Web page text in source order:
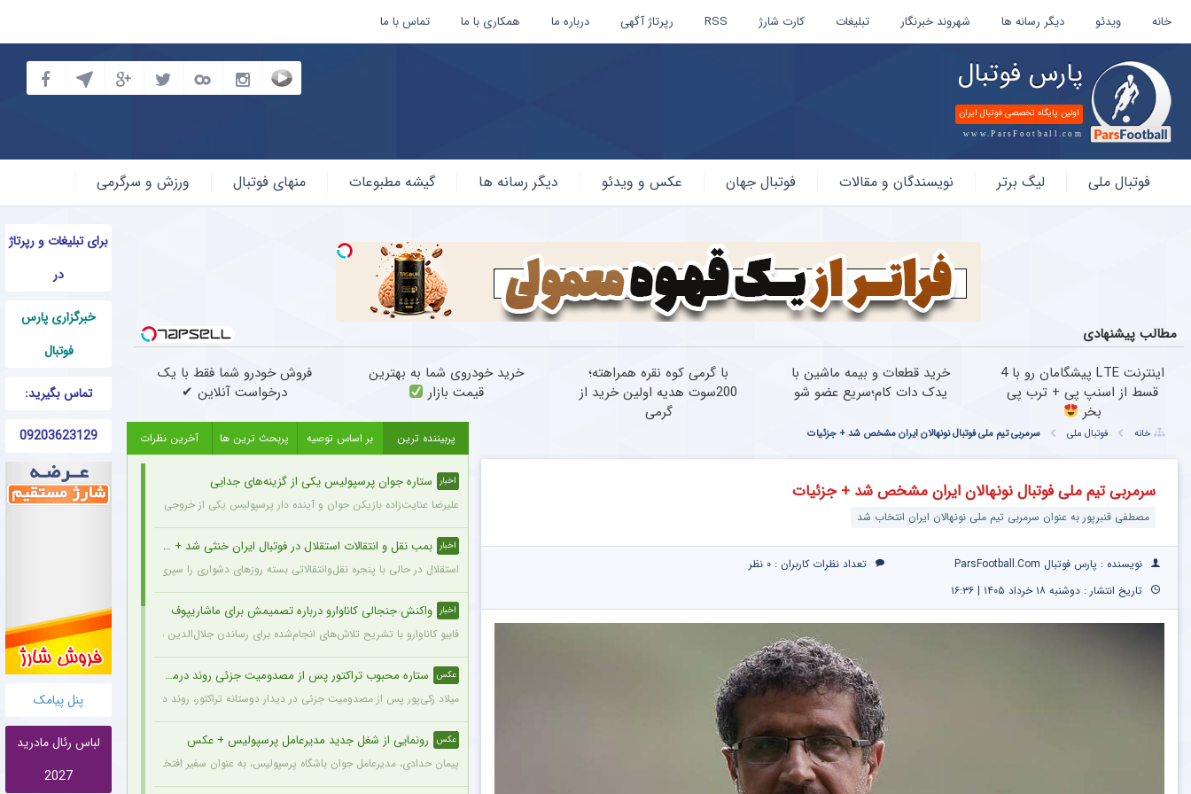
خانه ویدئو دیگر رسانه ها شهروند خبرنگار تبلیغات کارت شارژ RSS رپرتاژ آگهی درباره ما همکاری با ما تماس با ما
پارس فوتبال
اولین پایگاه تخصصی فوتبال ایران
www.ParsFootball.com
فوتبال
فوتبال ملی لیگ برتر نویسندگان و مقالات فوتبال جهان عکس و ویدئو دیگر رسانه ها گیشه مطبوعات منهای فوتبال ورزش و سرگرمی
برای تبلیغات و رپرتاژ
در
خبرگزاری پارس
فوتبال
تماس بگیرید:
09203623129
پنل پیامک
لباس رئال مادرید
2027
مطالب پیشنهادی
اینترنت LTE پیشگامان رو با 4
قسط از اسنپ پی + ترب پی
بخر
خرید قطعات و بیمه ماشین با
یدک دات کام؛سریع عضو شو
با گرمی کوه نقره همراهته؛
200سوت هدیه اولین خرید از
گرمی
خرید خودروی شما به بهترین
قیمت بازار
فروش خودرو شما فقط با یک
درخواست آنلاین ✔
خانه فوتبال ملی سرمربی تیم ملی فوتبال نونهالان ایران مشخص شد + جزئیات
سرمربی تیم ملی فوتبال نونهالان ایران مشخص شد + جزئیات
مصطفی قنبرپور به عنوان سرمربی تیم ملی نونهالان ایران انتخاب شد
نویسنده : پارس فوتبال ParsFootball.Com تعداد نظرات کاربران : ۰ نظر
تاریخ انتشار : دوشنبه ۱۸ خرداد ۱۴۰۵ | ۱۶:۳۶
پربیننده ترین بر اساس توصیه پربحث ترین ها آخرین نظرات
اخبار ستاره جوان پرسپولیس یکی از گزینه‌های جدایی
علیرضا عنایت‌زاده بازیکن جوان و آینده دار پرسپولیس یکی از خروجی های احتمالی باشگاه به شمار می رود.
اخبار بمب نقل و انتقالات استقلال در فوتبال ایران خنثی شد + جزئیات
استقلال در حالی با پنجره نقل‌وانتقالاتی بسته روزهای دشواری را سپری می‌کند که در همین شرایط، نام
اخبار واکنش جنجالی کاناوارو درباره تصمیمش برای ماشاریپوف
فابیو کاناوارو با تشریح تلاش‌های انجام‌شده برای رساندن جلال‌الدین ماشاریپوف به جام جهانی تأکید
عکس ستاره محبوب تراکتور پس از مصدومیت جزئی روند درمان را پشت سر گذاشت + عکس
میلاد زکی‌پور پس از مصدومیت جزئی در دیدار دوستانه تراکتور، روند درمان خود را پشت سر می‌گذارد و
عکس رونمایی از شغل جدید مدیرعامل پرسپولیس + عکس
پیمان حدادی، مدیرعامل جوان باشگاه پرسپولیس، به عنوان سفیر افتخاری ورزش چوگان انتخاب شد.